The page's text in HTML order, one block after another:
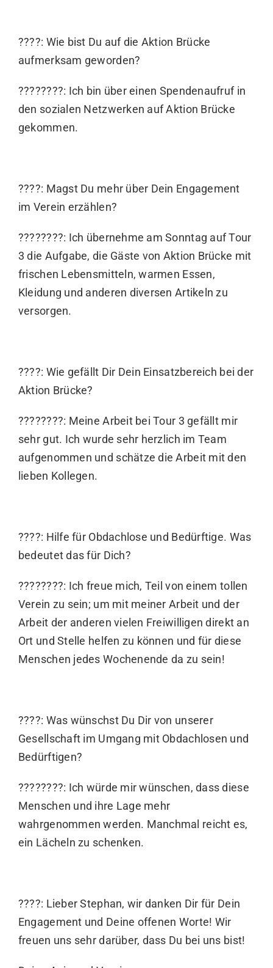
????: Wie bist Du auf die Aktion Brücke
aufmerksam geworden?
????????: Ich bin über einen Spendenaufruf in
den sozialen Netzwerken auf Aktion Brücke
gekommen.
????: Magst Du mehr über Dein Engagement
im Verein erzählen?
????????: Ich übernehme am Sonntag auf Tour
3 die Aufgabe, die Gäste von Aktion Brücke mit
frischen Lebensmitteln, warmen Essen,
Kleidung und anderen diversen Artikeln zu
versorgen.
????: Wie gefällt Dir Dein Einsatzbereich bei der
Aktion Brücke?
????????: Meine Arbeit bei Tour 3 gefällt mir
sehr gut. Ich wurde sehr herzlich im Team
aufgenommen und schätze die Arbeit mit den
lieben Kollegen.
????: Hilfe für Obdachlose und Bedürftige. Was
bedeutet das für Dich?
????????: Ich freue mich, Teil von einem tollen
Verein zu sein; um mit meiner Arbeit und der
Arbeit der anderen vielen Freiwilligen direkt an
Ort und Stelle helfen zu können und für diese
Menschen jedes Wochenende da zu sein!
????: Was wünschst Du Dir von unserer
Gesellschaft im Umgang mit Obdachlosen und
Bedürftigen?
????????: Ich würde mir wünschen, dass diese
Menschen und ihre Lage mehr
wahrgenommen werden. Manchmal reicht es,
ein Lächeln zu schenken.
????: Lieber Stephan, wir danken Dir für Dein
Engagement und Deine offenen Worte! Wir
freuen uns sehr darüber, dass Du bei uns bist!